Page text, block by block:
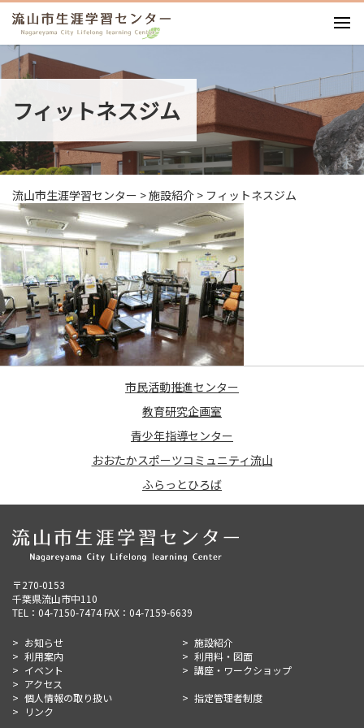
施設紹介
利用案内
利用料・図面
イベント
講座・ワークショップ
アクセス
フィットネスジム
流山市生涯学習センター >施設紹介 > フィットネスジム
市民活動推進センター
教育研究企画室
青少年指導センター
おおたかスポーツコミュニティ流山
ふらっとひろば
〒270-0153
千葉県流山市中110
TEL：04-7150-7474 FAX：04-7159-6639
お知らせ
施設紹介
利用案内
利用料・図面
イベント
講座・ワークショップ
アクセス
個人情報の取り扱い
指定管理者制度
リンク